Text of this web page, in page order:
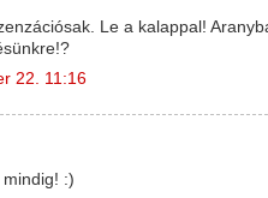
Le a kalappal!
22. 11:16
:)